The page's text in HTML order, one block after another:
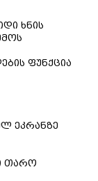
ხნის
ფუნქცია
ეკრანზე
თარო